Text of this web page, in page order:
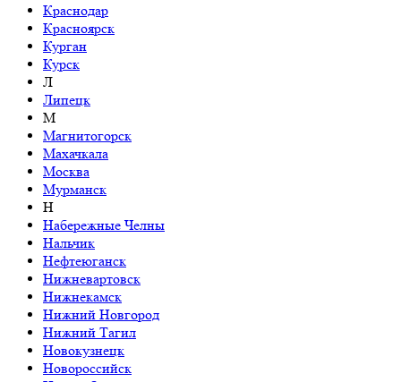
Краснодар
Красноярск
Курган
Курск
Л
Липецк
М
Магнитогорск
Махачкала
Москва
Мурманск
Н
Набережные Челны
Нальчик
Нефтеюганск
Нижневартовск
Нижнекамск
Нижний Новгород
Нижний Тагил
Новокузнецк
Новороссийск